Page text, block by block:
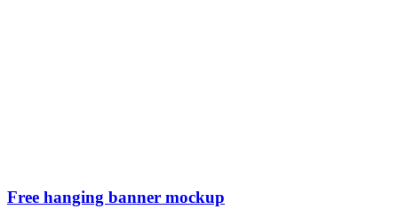
Free hanging banner mockup